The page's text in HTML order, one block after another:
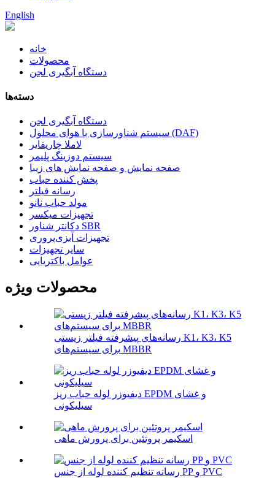
English
خانه
محصولات
دستگاه آبگیری لجن
دسته‌ها
دستگاه آبگیری لجن
سیستم شناورسازی با هوای محلول (DAF)
لاملا چاریفایر
سیستم دوزینگ پلیمر
صفحه نمایش و صفحه نمایش های زیبا
پخش کننده حباب
رسانه فیلتر
مولد حباب نانو
تجهیزات میکسر
دکانتر شناور SBR
تجهیزات آبزی‌پروری
سایر تجهیزات
عوامل باکتریایی
محصولات ویژه
رسانه‌های پیشرفته فیلتر زیستی K1، K3، K5
برای سیستم‌های MBBR
دیفیوزر لوله حباب ریز EPDM و غشای
سیلیکونی
اسکیمر پروتئین برای پرورش ماهی
رسانه تنظیم کننده لوله از جنس PP و PVC